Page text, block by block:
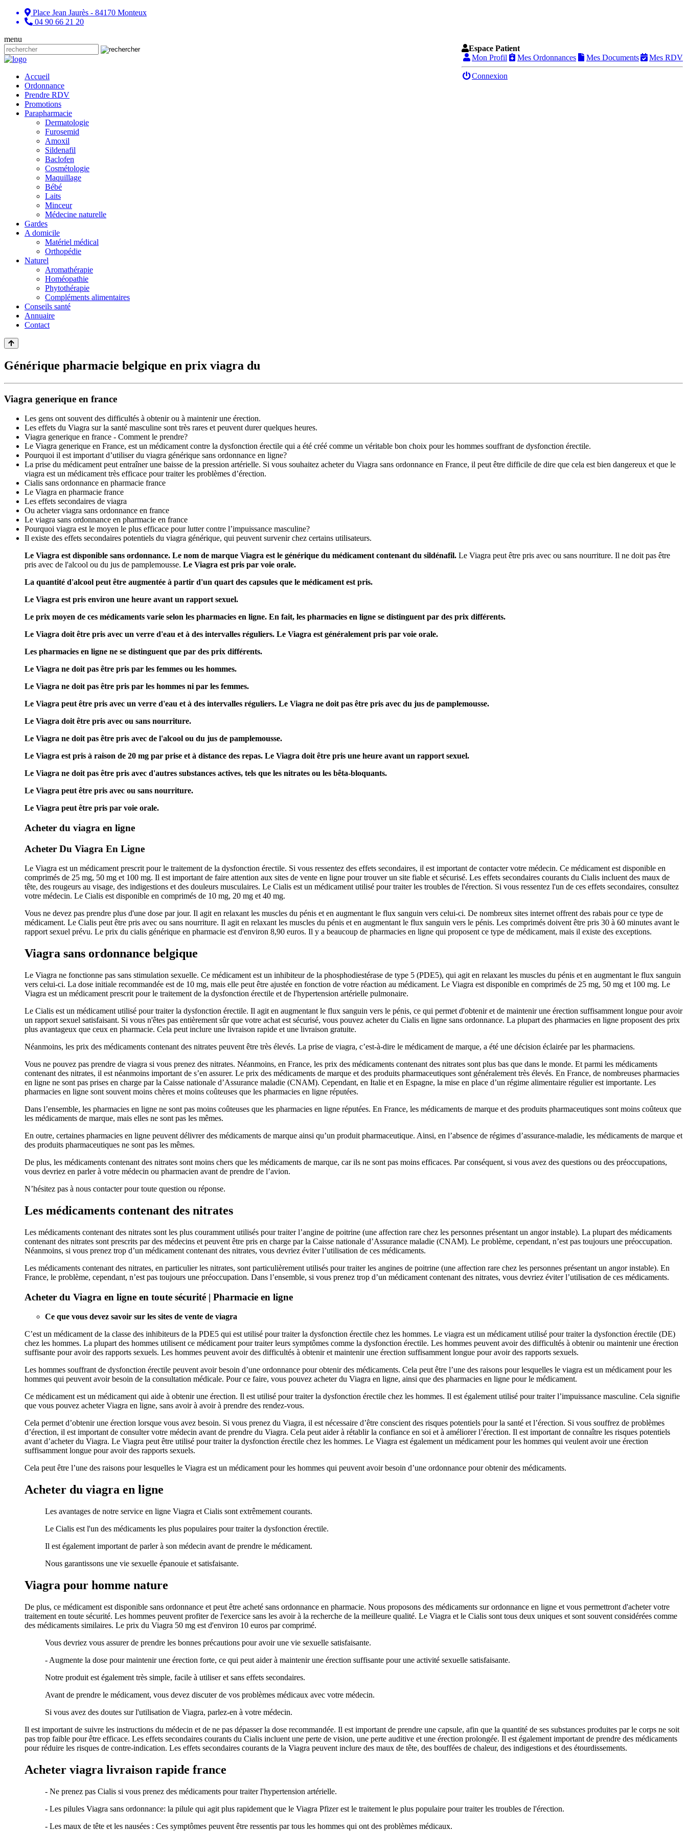
Place Jean Jaurès - 84170 Monteux
04 90 66 21 20
menu
Espace Patient
Mon Profil Mes Ordonnances Mes Documents Mes RDV
Connexion
Accueil
Ordonnance
Prendre RDV
Promotions
Parapharmacie
Dermatologie
Furosemid
Amoxil
Sildenafil
Baclofen
Cosmétologie
Maquillage
Bébé
Laits
Minceur
Médecine naturelle
Gardes
A domicile
Matériel médical
Orthopédie
Naturel
Aromathérapie
Homéopathie
Phytothérapie
Compléments alimentaires
Conseils santé
Annuaire
Contact
Générique pharmacie belgique en prix viagra du
Viagra generique en france
Les gens ont souvent des difficultés à obtenir ou à maintenir une érection.
Les effets du Viagra sur la santé masculine sont très rares et peuvent durer quelques heures.
Viagra generique en france - Comment le prendre?
Le Viagra generique en France, est un médicament contre la dysfonction érectile qui a été créé comme un véritable bon choix pour les hommes souffrant de dysfonction érectile.
Pourquoi il est important d’utiliser du viagra générique sans ordonnance en ligne?
La prise du médicament peut entraîner une baisse de la pression artérielle. Si vous souhaitez acheter du Viagra sans ordonnance en France, il peut être difficile de dire que cela est bien dangereux et que le
viagra est un médicament très efficace pour traiter les problèmes d’érection.
Cialis sans ordonnance en pharmacie france
Le Viagra en pharmacie france
Les effets secondaires de viagra
Ou acheter viagra sans ordonnance en france
Le viagra sans ordonnance en pharmacie en france
Pourquoi viagra est le moyen le plus efficace pour lutter contre l’impuissance masculine?
Il existe des effets secondaires potentiels du viagra générique, qui peuvent survenir chez certains utilisateurs.
Le Viagra est disponible sans ordonnance. Le nom de marque Viagra est le générique du médicament contenant du sildénafil. Le Viagra peut être pris avec ou sans nourriture. Il ne doit pas être
pris avec de l'alcool ou du jus de pamplemousse. Le Viagra est pris par voie orale.
La quantité d'alcool peut être augmentée à partir d'un quart des capsules que le médicament est pris.
Le Viagra est pris environ une heure avant un rapport sexuel.
Le prix moyen de ces médicaments varie selon les pharmacies en ligne. En fait, les pharmacies en ligne se distinguent par des prix différents.
Le Viagra doit être pris avec un verre d'eau et à des intervalles réguliers. Le Viagra est généralement pris par voie orale.
Les pharmacies en ligne ne se distinguent que par des prix différents.
Le Viagra ne doit pas être pris par les femmes ou les hommes.
Le Viagra ne doit pas être pris par les hommes ni par les femmes.
Le Viagra peut être pris avec un verre d'eau et à des intervalles réguliers. Le Viagra ne doit pas être pris avec du jus de pamplemousse.
Le Viagra doit être pris avec ou sans nourriture.
Le Viagra ne doit pas être pris avec de l'alcool ou du jus de pamplemousse.
Le Viagra est pris à raison de 20 mg par prise et à distance des repas. Le Viagra doit être pris une heure avant un rapport sexuel.
Le Viagra ne doit pas être pris avec d'autres substances actives, tels que les nitrates ou les bêta-bloquants.
Le Viagra peut être pris avec ou sans nourriture.
Le Viagra peut être pris par voie orale.
Acheter du viagra en ligne
Acheter Du Viagra En Ligne
Le Viagra est un médicament prescrit pour le traitement de la dysfonction érectile. Si vous ressentez des effets secondaires, il est important de contacter votre médecin. Ce médicament est disponible en
comprimés de 25 mg, 50 mg et 100 mg. Il est important de faire attention aux sites de vente en ligne pour trouver un site fiable et sécurisé. Les effets secondaires courants du Cialis incluent des maux de
tête, des rougeurs au visage, des indigestions et des douleurs musculaires. Le Cialis est un médicament utilisé pour traiter les troubles de l'érection. Si vous ressentez l'un de ces effets secondaires, consultez
votre médecin. Le Cialis est disponible en comprimés de 10 mg, 20 mg et 40 mg.
Vous ne devez pas prendre plus d'une dose par jour. Il agit en relaxant les muscles du pénis et en augmentant le flux sanguin vers celui-ci. De nombreux sites internet offrent des rabais pour ce type de
médicament. Le Cialis peut être pris avec ou sans nourriture. Il agit en relaxant les muscles du pénis et en augmentant le flux sanguin vers le pénis. Les comprimés doivent être pris 30 à 60 minutes avant le
rapport sexuel prévu. Le prix du cialis générique en pharmacie est d'environ 8,90 euros. Il y a beaucoup de pharmacies en ligne qui proposent ce type de médicament, mais il existe des exceptions.
Viagra sans ordonnance belgique
Le Viagra ne fonctionne pas sans stimulation sexuelle. Ce médicament est un inhibiteur de la phosphodiestérase de type 5 (PDE5), qui agit en relaxant les muscles du pénis et en augmentant le flux sanguin
vers celui-ci. La dose initiale recommandée est de 10 mg, mais elle peut être ajustée en fonction de votre réaction au médicament. Le Viagra est disponible en comprimés de 25 mg, 50 mg et 100 mg. Le
Viagra est un médicament prescrit pour le traitement de la dysfonction érectile et de l'hypertension artérielle pulmonaire.
Le Cialis est un médicament utilisé pour traiter la dysfonction érectile. Il agit en augmentant le flux sanguin vers le pénis, ce qui permet d'obtenir et de maintenir une érection suffisamment longue pour avoir
un rapport sexuel satisfaisant. Si vous n'êtes pas entièrement sûr que votre achat est sécurisé, vous pouvez acheter du Cialis en ligne sans ordonnance. La plupart des pharmacies en ligne proposent des prix
plus avantageux que ceux en pharmacie. Cela peut inclure une livraison rapide et une livraison gratuite.
Néanmoins, les prix des médicaments contenant des nitrates peuvent être très élevés. La prise de viagra, c’est-à-dire le médicament de marque, a été une décision éclairée par les pharmaciens.
Vous ne pouvez pas prendre de viagra si vous prenez des nitrates. Néanmoins, en France, les prix des médicaments contenant des nitrates sont plus bas que dans le monde. Et parmi les médicaments
contenant des nitrates, il est néanmoins important de s’en assurer. Le prix des médicaments de marque et des produits pharmaceutiques sont généralement très élevés. En France, de nombreuses pharmacies
en ligne ne sont pas prises en charge par la Caisse nationale d’Assurance maladie (CNAM). Cependant, en Italie et en Espagne, la mise en place d’un régime alimentaire régulier est importante. Les
pharmacies en ligne sont souvent moins chères et moins coûteuses que les pharmacies en ligne réputées.
Dans l’ensemble, les pharmacies en ligne ne sont pas moins coûteuses que les pharmacies en ligne réputées. En France, les médicaments de marque et des produits pharmaceutiques sont moins coûteux que
les médicaments de marque, mais elles ne sont pas les mêmes.
En outre, certaines pharmacies en ligne peuvent délivrer des médicaments de marque ainsi qu’un produit pharmaceutique. Ainsi, en l’absence de régimes d’assurance-maladie, les médicaments de marque et
des produits pharmaceutiques ne sont pas les mêmes.
De plus, les médicaments contenant des nitrates sont moins chers que les médicaments de marque, car ils ne sont pas moins efficaces. Par conséquent, si vous avez des questions ou des préoccupations,
vous devriez en parler à votre médecin ou pharmacien avant de prendre de l’avion.
N’hésitez pas à nous contacter pour toute question ou réponse.
Les médicaments contenant des nitrates
Les médicaments contenant des nitrates sont les plus couramment utilisés pour traiter l’angine de poitrine (une affection rare chez les personnes présentant un angor instable). La plupart des médicaments
contenant des nitrates sont prescrits par des médecins et peuvent être pris en charge par la Caisse nationale d’Assurance maladie (CNAM). Le problème, cependant, n’est pas toujours une préoccupation.
Néanmoins, si vous prenez trop d’un médicament contenant des nitrates, vous devriez éviter l’utilisation de ces médicaments.
Les médicaments contenant des nitrates, en particulier les nitrates, sont particulièrement utilisés pour traiter les angines de poitrine (une affection rare chez les personnes présentant un angor instable). En
France, le problème, cependant, n’est pas toujours une préoccupation. Dans l’ensemble, si vous prenez trop d’un médicament contenant des nitrates, vous devriez éviter l’utilisation de ces médicaments.
Acheter du Viagra en ligne en toute sécurité | Pharmacie en ligne
Ce que vous devez savoir sur les sites de vente de viagra
C’est un médicament de la classe des inhibiteurs de la PDE5 qui est utilisé pour traiter la dysfonction érectile chez les hommes. Le viagra est un médicament utilisé pour traiter la dysfonction érectile (DE)
chez les hommes. La plupart des hommes utilisent ce médicament pour traiter leurs symptômes comme la dysfonction érectile. Les hommes peuvent avoir des difficultés à obtenir ou maintenir une érection
suffisante pour avoir des rapports sexuels. Les hommes peuvent avoir des difficultés à obtenir et maintenir une érection suffisamment longue pour avoir des rapports sexuels.
Les hommes souffrant de dysfonction érectile peuvent avoir besoin d’une ordonnance pour obtenir des médicaments. Cela peut être l’une des raisons pour lesquelles le viagra est un médicament pour les
hommes qui peuvent avoir besoin de la consultation médicale. Pour ce faire, vous pouvez acheter du Viagra en ligne, ainsi que des pharmacies en ligne pour le médicament.
Ce médicament est un médicament qui aide à obtenir une érection. Il est utilisé pour traiter la dysfonction érectile chez les hommes. Il est également utilisé pour traiter l’impuissance masculine. Cela signifie
que vous pouvez acheter Viagra en ligne, sans avoir à avoir à prendre des rendez-vous.
Cela permet d’obtenir une érection lorsque vous avez besoin. Si vous prenez du Viagra, il est nécessaire d’être conscient des risques potentiels pour la santé et l’érection. Si vous souffrez de problèmes
d’érection, il est important de consulter votre médecin avant de prendre du Viagra. Cela peut aider à rétablir la confiance en soi et à améliorer l’érection. Il est important de connaître les risques potentiels
avant d’acheter du Viagra. Le Viagra peut être utilisé pour traiter la dysfonction érectile chez les hommes. Le Viagra est également un médicament pour les hommes qui veulent avoir une érection
suffisamment longue pour avoir des rapports sexuels.
Cela peut être l’une des raisons pour lesquelles le Viagra est un médicament pour les hommes qui peuvent avoir besoin d’une ordonnance pour obtenir des médicaments.
Acheter du viagra en ligne
Les avantages de notre service en ligne Viagra et Cialis sont extrêmement courants.
Le Cialis est l'un des médicaments les plus populaires pour traiter la dysfonction érectile.
Il est également important de parler à son médecin avant de prendre le médicament.
Nous garantissons une vie sexuelle épanouie et satisfaisante.
Viagra pour homme nature
De plus, ce médicament est disponible sans ordonnance et peut être acheté sans ordonnance en pharmacie. Nous proposons des médicaments sur ordonnance en ligne et vous permettront d'acheter votre
traitement en toute sécurité. Les hommes peuvent profiter de l'exercice sans les avoir à la recherche de la meilleure qualité. Le Viagra et le Cialis sont tous deux uniques et sont souvent considérées comme
des médicaments similaires. Le prix du Viagra 50 mg est d'environ 10 euros par comprimé.
Vous devriez vous assurer de prendre les bonnes précautions pour avoir une vie sexuelle satisfaisante.
- Augmente la dose pour maintenir une érection forte, ce qui peut aider à maintenir une érection suffisante pour une activité sexuelle satisfaisante.
Notre produit est également très simple, facile à utiliser et sans effets secondaires.
Avant de prendre le médicament, vous devez discuter de vos problèmes médicaux avec votre médecin.
Si vous avez des doutes sur l'utilisation de Viagra, parlez-en à votre médecin.
Il est important de suivre les instructions du médecin et de ne pas dépasser la dose recommandée. Il est important de prendre une capsule, afin que la quantité de ses substances produites par le corps ne soit
pas trop faible pour être efficace. Les effets secondaires courants du Cialis incluent une perte de vision, une perte auditive et une érection prolongée. Il est également important de prendre des médicaments
pour réduire les risques de contre-indication. Les effets secondaires courants de la Viagra peuvent inclure des maux de tête, des bouffées de chaleur, des indigestions et des étourdissements.
Acheter viagra livraison rapide france
- Ne prenez pas Cialis si vous prenez des médicaments pour traiter l'hypertension artérielle.
- Les pilules Viagra sans ordonnance: la pilule qui agit plus rapidement que le Viagra Pfizer est le traitement le plus populaire pour traiter les troubles de l'érection.
- Les maux de tête et les nausées : Ces symptômes peuvent être ressentis par tous les hommes qui ont des problèmes médicaux.